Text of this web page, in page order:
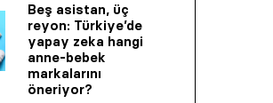
Beş asistan, üç
reyon: Türkiye’de
yapay zeka hangi
anne-bebek
markalarını
öneriyor?